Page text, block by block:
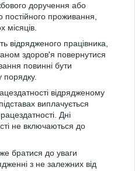
доручення або
постійного проживання,
місяців.
відрядженого працівника,
здоров'я повернутися
повинні бути
порядку.
відрядженому
виплачується
Дні
не включаються до
братися до уваги
з не залежних від